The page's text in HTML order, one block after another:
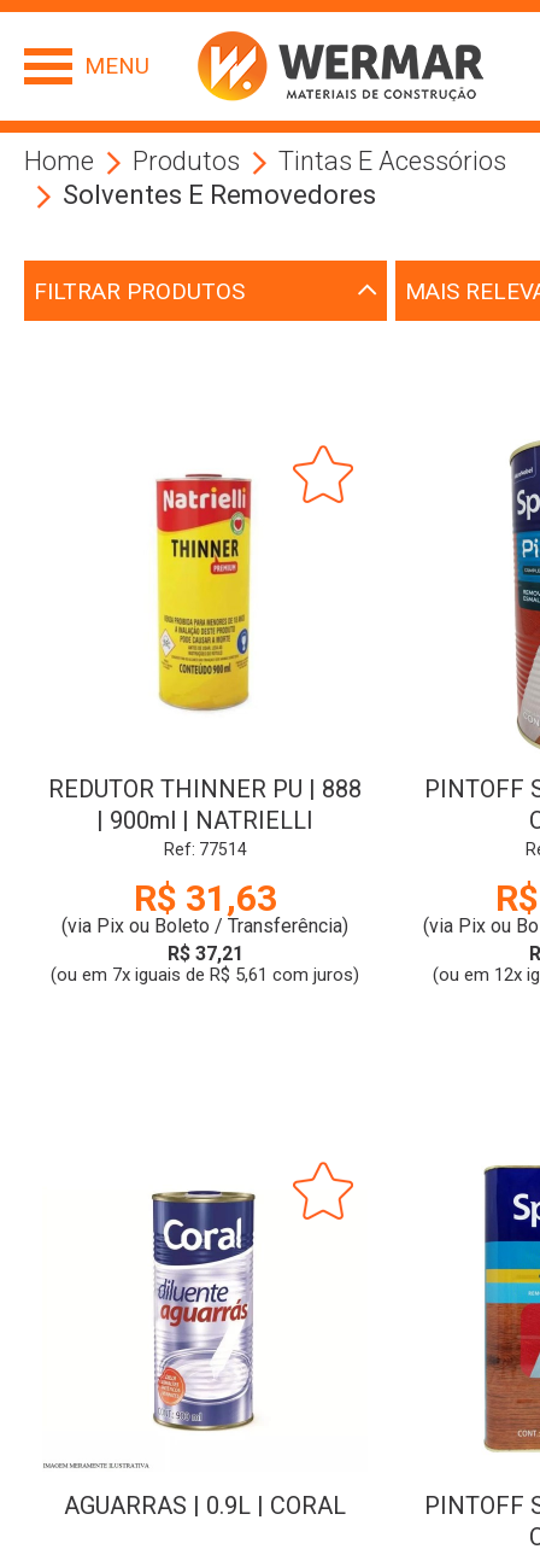
MENU
Home Produtos
Tintas E Acessórios
Solventes E Removedores
FILTRAR PRODUTOS
REDUTOR THINNER PU | 888
| 900ml | NATRIELLI
Ref: 77514
R$ 31,63
(via Pix ou Boleto / Transferência)
R$ 37,21
(ou em 7x iguais de R$ 5,61 com juros)
PINTOFF
(via Pix ou
(ou em 12x
AGUARRAS | 0.9L | CORAL
PINTOFF